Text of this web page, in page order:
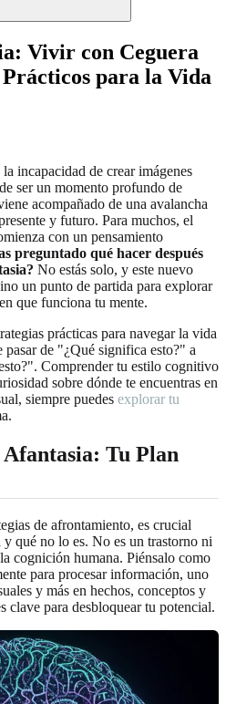
Vivir con Ceguera
para la Vida
incapacidad de crear imágenes
ser un momento profundo de
acompañado de una avalancha
y futuro. Para muchos, el
con un pensamiento
preguntado qué hacer después
No estás solo, y este nuevo
un punto de partida para explorar
que funciona tu mente.
prácticas para navegar la vida
pasar de "¿Qué significa esto?" a
Comprender tu estilo cognitivo
sobre dónde te encuentras en
siempre puedes explorar tu
Tu Plan
de afrontamiento, es crucial
y qué no lo es. No es un trastorno ni
cognición humana. Piénsalo como
para procesar información, uno
y más en hechos, conceptos y
clave para desbloquear tu potencial.